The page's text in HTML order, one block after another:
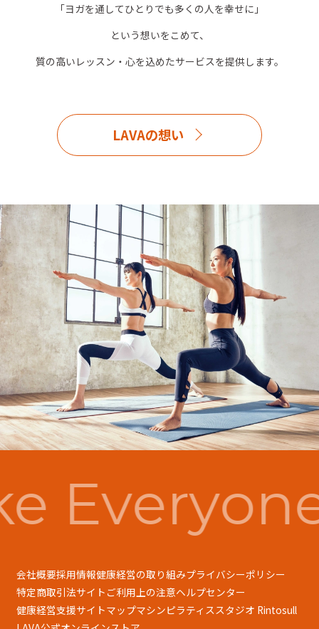
「ヨガを通してひとりでも多くの人を幸せに」
という想いをこめて、
質の高いレッスン・心を込めたサービスを提供します。
LAVAの想い
会社概要採用情報健康経営の取り組みプライバシーポリシー
特定商取引法サイトご利用上の注意ヘルプセンター
健康経営支援サイトマップマシンピラティススタジオ Rintosull